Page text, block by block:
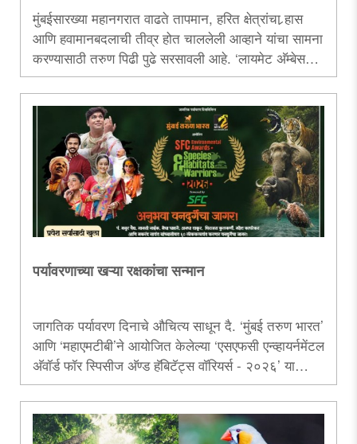
मुंबईसारख्या महानगरात वाढते तापमान, हरित क्षेत्रांचा र्‍हास
आणि हवामानबदलाची तीव्र होत चाललेली आव्हाने यांचा सामना
करण्यासाठी तरुण पिढी पुढे सरसावली आहे. ‘लायमेट अ‍ॅम्बेसडर्स
ऑफ मुंबई’ या उपक्रमाच्या माध्यमातून १५० हून अधिक
महाविद्यालयीन विद्यार्थ्यांनी पर्यावरण शिक्षण, जैवविविधता संवर्धन,
नागरिक जनजागृती आणि शाश्वत जीवनशैलीचा संदेश देत एक
प्रेरणादायी चळवळ उभी केली आहे. निसर्गभ्रमंती, सर्वेक्षण,
पथनाट्ये, संवादसत्रे आणि विविध पर्यावरणपूरक उपक्रमांच्या
माध्यमातून या युवा दूतांनी हवामानबदलाच्या संकटावर ..
पर्यावरणाच्या खऱ्या रक्षकांचा सन्मान
जागतिक पर्यावरण दिनाचे औचित्य साधून दै. ‘मुंबई तरुण भारत’
आणि ‘महाएमटीबी’ने आयोजित केलेल्या ‘एसएफसी एन्व्हायर्नमेंटल
अ‍ॅवॉर्ड फॉर स्पिसीज अ‍ॅण्ड हॅबिटॅट्स वॉरियर्स - २०२६’ या
पुरस्कार सोहळ्यात १८ वनसंवर्धकांचा सन्मान केला जाणार
आहे. सोमवार, दि. ८ जून रोजी सायंकाळी ७ वाजता
प्रभादेवीच्या रवींद्र नाट्य मंदिरात हा कार्यक्रम आयोजित